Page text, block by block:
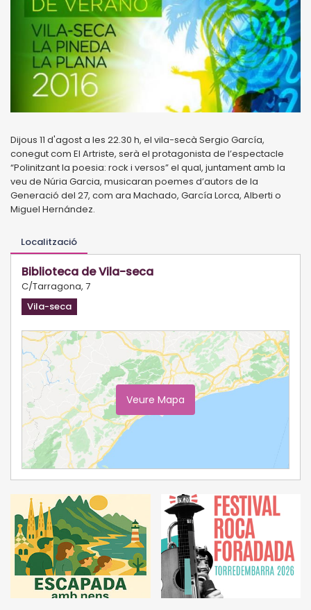
Dijous 11 d'agost a les 22.30 h, el vila-secà Sergio García,
conegut com El Artriste, serà el protagonista de l’espectacle
“Polinitzant la poesia: rock i versos” el qual, juntament amb la
veu de Núria Garcia, musicaran poemes d’autors de la
Generació del 27, com ara Machado, García Lorca, Alberti o
Miguel Hernández.
Localització
Biblioteca de Vila-seca
C/Tarragona, 7
Vila-seca
Veure Mapa